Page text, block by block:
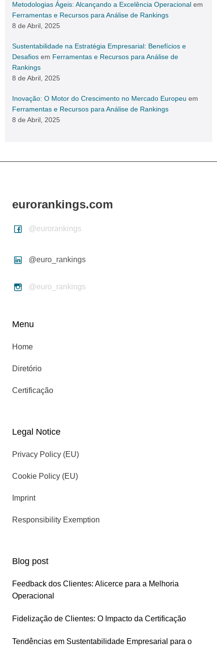
Metodologias Ágeis: Alcançando a Excelência Operacional em
Ferramentas e Recursos para Análise de Rankings
8 de Abril, 2025
Sustentabilidade na Estratégia Empresarial: Benefícios e
Desafios em Ferramentas e Recursos para Análise de
Rankings
8 de Abril, 2025
Inovação: O Motor do Crescimento no Mercado Europeu em
Ferramentas e Recursos para Análise de Rankings
8 de Abril, 2025
eurorankings.com
@eurorankings
@euro_rankings
@euro_rankings
Menu
Home
Diretório
Certificação
Legal Notice
Privacy Policy (EU)
Cookie Policy (EU)
Imprint
Responsibility Exemption
Blog post
Feedback dos Clientes: Alicerce para a Melhoria
Operacional
Fidelização de Clientes: O Impacto da Certificação
Tendências em Sustentabilidade Empresarial para o